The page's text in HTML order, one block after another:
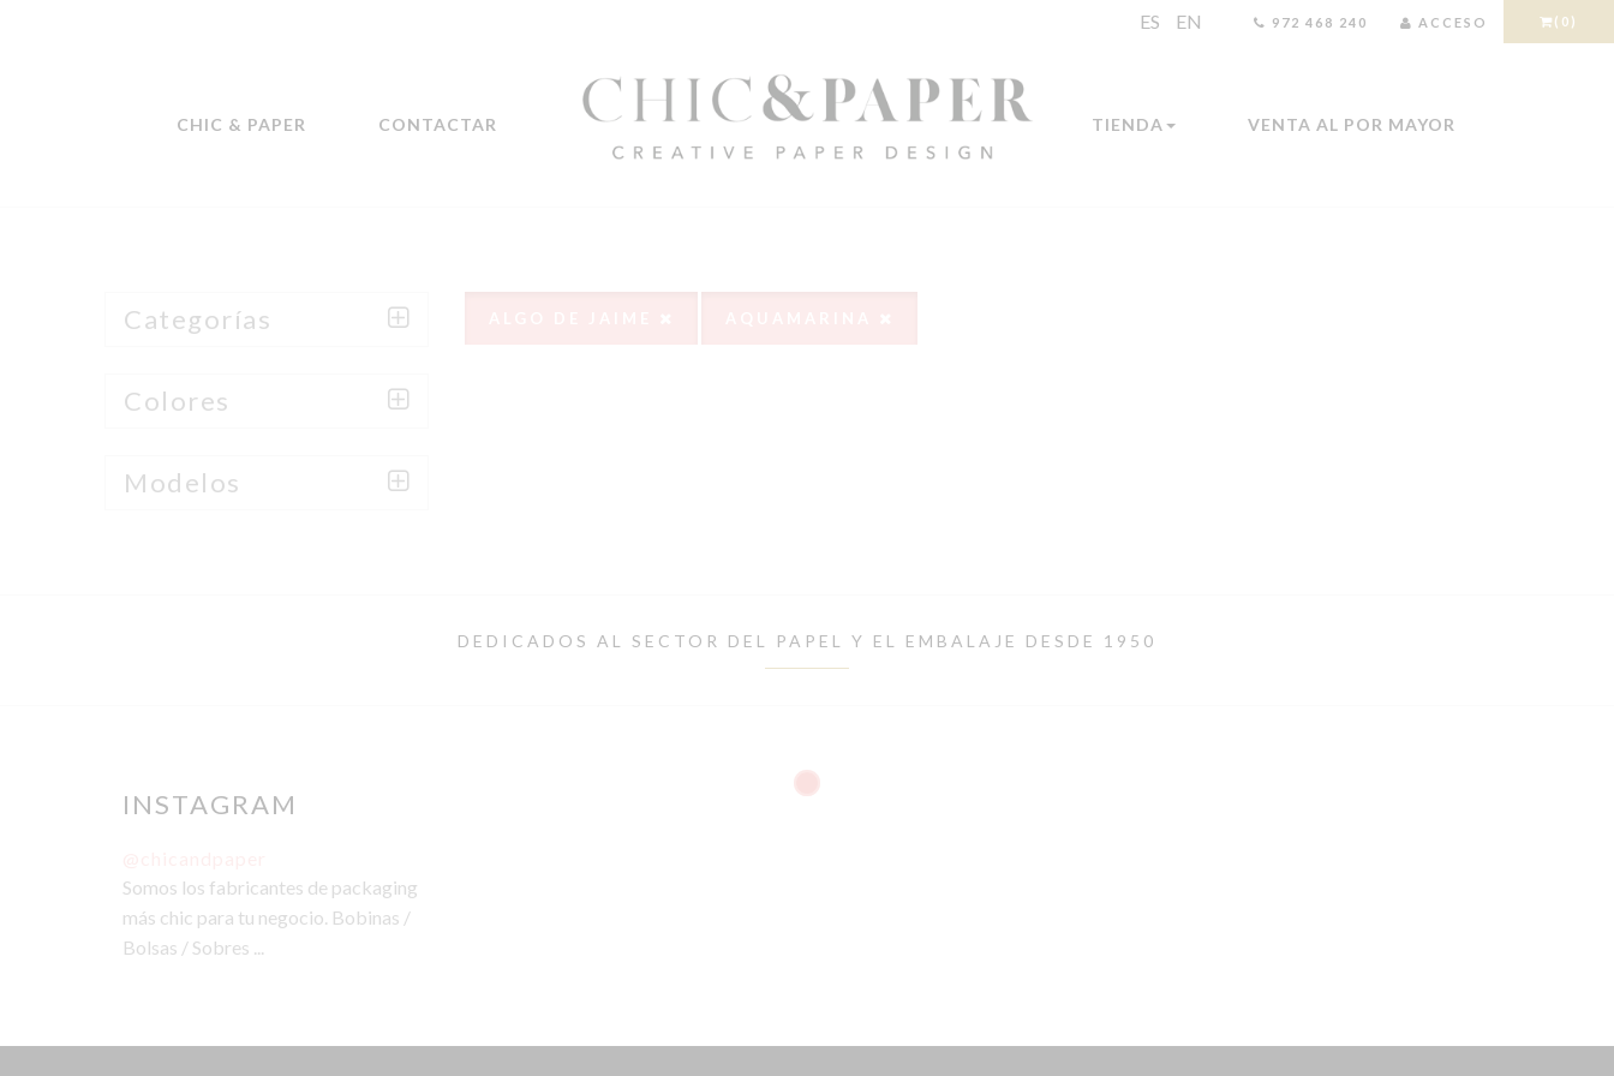
972 468 240 ACCESO (0)
ES EN
CHIC & PAPER CONTACTAR TIENDA VENTA AL POR MAYOR
Categorías
Colores
Modelos
DEDICADOS AL SECTOR DEL PAPEL Y EL EMBALAJE DESDE 1950
INSTAGRAM
Somos los fabricantes de packaging
más chic para tu negocio. Bobinas /
Bolsas / Sobres ...